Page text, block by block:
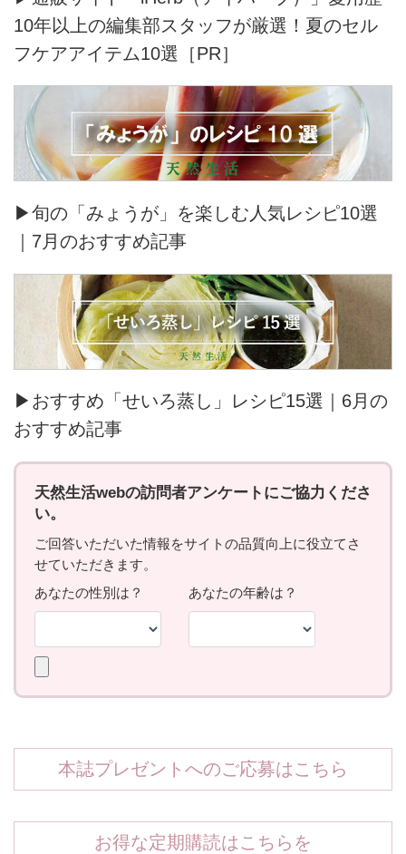
10年以上の編集部スタッフが厳選！夏のセル
フケアアイテム10選［PR］
▶旬の「みょうが」を楽しむ人気レシピ10選
｜7月のおすすめ記事
▶おすすめ「せいろ蒸し」レシピ15選｜6月の
おすすめ記事
本誌プレゼントへのご応募はこちら
お得な定期購読はこちらを